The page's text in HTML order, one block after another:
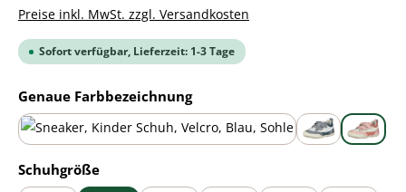
Preise inkl. MwSt. zzgl. Versandkosten
Sofort verfügbar, Lieferzeit: 1-3 Tage
Genaue Farbbezeichnungauswählen
blue grey pink
Schuhgrößeauswählen